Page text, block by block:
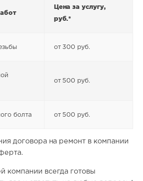
Цена за услугу,
руб.*
от 300 руб.
от 500 руб.
болта от 500 руб.
договора на ремонт в компании
компании всегда готовы